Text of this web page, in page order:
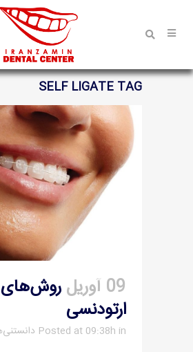
SELF LIGATE TAG
09 آوریل
ارتودنسی
Posted at 09:38h in